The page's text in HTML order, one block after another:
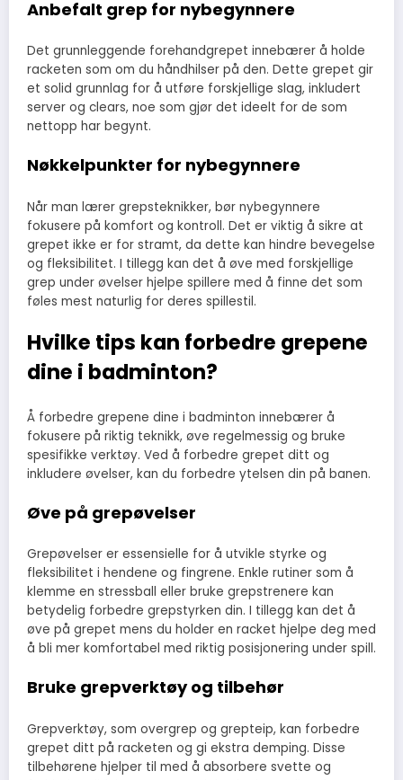
Anbefalt grep for nybegynnere
Det grunnleggende forehandgrepet innebærer å holde
racketen som om du håndhilser på den. Dette grepet gir
et solid grunnlag for å utføre forskjellige slag, inkludert
server og clears, noe som gjør det ideelt for de som
nettopp har begynt.
Nøkkelpunkter for nybegynnere
Når man lærer grepsteknikker, bør nybegynnere
fokusere på komfort og kontroll. Det er viktig å sikre at
grepet ikke er for stramt, da dette kan hindre bevegelse
og fleksibilitet. I tillegg kan det å øve med forskjellige
grep under øvelser hjelpe spillere med å finne det som
føles mest naturlig for deres spillestil.
Hvilke tips kan forbedre grepene
dine i badminton?
Å forbedre grepene dine i badminton innebærer å
fokusere på riktig teknikk, øve regelmessig og bruke
spesifikke verktøy. Ved å forbedre grepet ditt og
inkludere øvelser, kan du forbedre ytelsen din på banen.
Øve på grepøvelser
Grepøvelser er essensielle for å utvikle styrke og
fleksibilitet i hendene og fingrene. Enkle rutiner som å
klemme en stressball eller bruke grepstrenere kan
betydelig forbedre grepstyrken din. I tillegg kan det å
øve på grepet mens du holder en racket hjelpe deg med
å bli mer komfortabel med riktig posisjonering under spill.
Bruke grepverktøy og tilbehør
Grepverktøy, som overgrep og grepteip, kan forbedre
grepet ditt på racketen og gi ekstra demping. Disse
tilbehørene hjelper til med å absorbere svette og